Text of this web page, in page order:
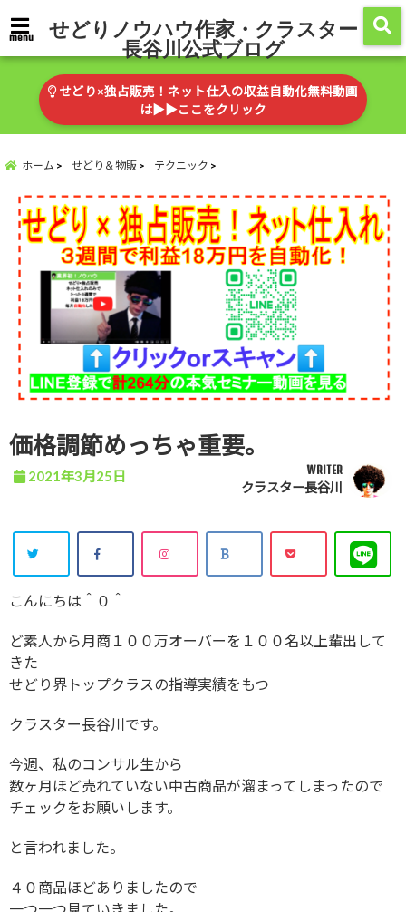
menu せどりノウハウ作家・クラスター
長谷川公式ブログ
せどり×独占販売！ネット仕入の収益自動化無料動画
は▶︎▶︎ここをクリック
ホーム せどり＆物販 テクニック
価格調節めっちゃ重要。
2021年3月25日 WRITER
クラスター長谷川
こんにちは＾０＾
ど素人から月商１００万オーバーを１００名以上輩出して
きた
せどり界トップクラスの指導実績をもつ
クラスター長谷川です。
今週、私のコンサル生から
数ヶ月ほど売れていない中古商品が溜まってしまったので
チェックをお願いします。
と言われました。
４０商品ほどありましたので